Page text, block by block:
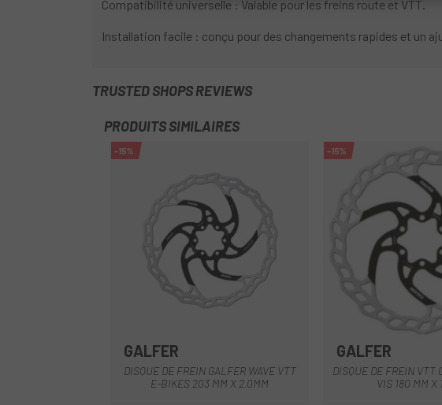
Compatibilité universelle : Valable pour les freins route et VTT.
Installation facile : conçu pour des changements rapides et un
TRUSTED SHOPS REVIEWS
PRODUITS SIMILAIRES
-15%
GALFER
DISQUE DE FREIN GALFER WAVE VTT
E-BIKES 203 MM X 2.0MM
-15%
GALFER
DISQUE DE FREIN VTT
VIS 180 MM X